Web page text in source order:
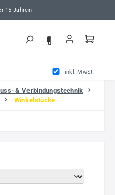
15 Jahren
inkl. MwSt.
& Verbindungstechnik
Winkelstücke